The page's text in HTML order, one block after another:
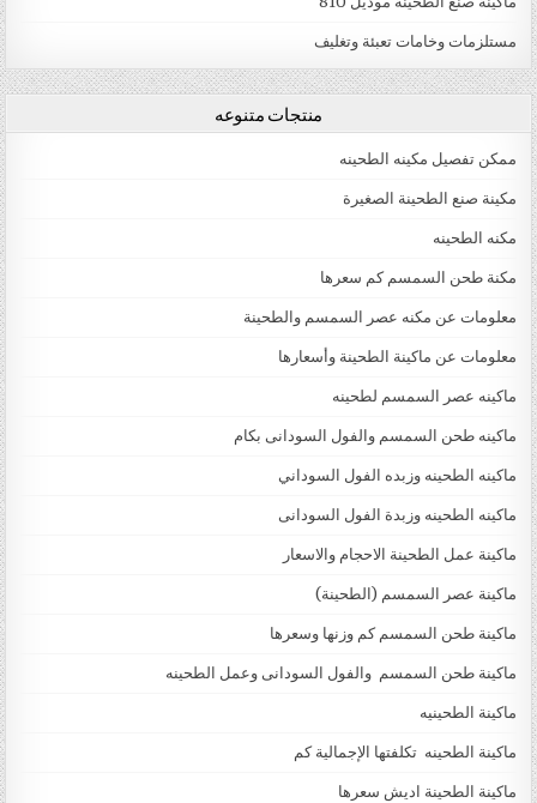
مستلزمات وخامات تعبئة وتغليف
منتجات متنوعه
ممكن تفصيل مكينه الطحينه
مكينة صنع الطحينة الصغيرة
مكنه الطحينه
مكنة طحن السمسم كم سعرها
معلومات عن مكنه عصر السمسم والطحينة
معلومات عن ماكينة الطحينة وأسعارها
ماكينه عصر السمسم لطحينه
ماكينه طحن السمسم والفول السودانى بكام
ماكينه الطحينه وزبده الفول السوداني
ماكينه الطحينه وزبدة الفول السودانى
ماكينة عمل الطحينة الاحجام والاسعار
ماكينة عصر السمسم (الطحينة)
ماكينة طحن السمسم كم وزنها وسعرها
ماكينة طحن السمسم والفول السودانى وعمل الطحينه
ماكينة الطحينيه
ماكينة الطحينه تكلفتها الإجمالية كم
ماكينة الطحينة اديش سعرها